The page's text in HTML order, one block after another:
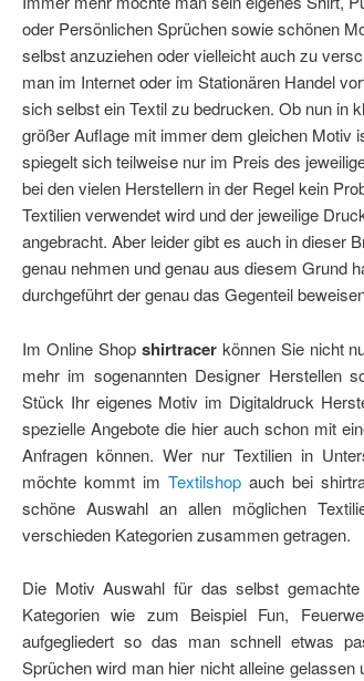
oder Persönlichen Sprüchen sowie schönen
selbst anzuziehen oder vielleicht auch zu
man im Internet oder im Stationären Handel
sich selbst ein Textil zu bedrucken. Ob nun in
größer Auflage mit immer dem gleichen Motiv
spiegelt sich teilweise nur im Preis des
bei den vielen Herstellern in der Regel kein
Textilien verwendet wird und der jeweilige
angebracht. Aber leider gibt es auch in dieser
genau nehmen und genau aus diesem Grund
durchgeführt der genau das Gegenteil
Im Online Shop shirtracer können Sie nicht
mehr im sogenannten Designer Herstellen
Stück Ihr eigenes Motiv im Digitaldruck
spezielle Angebote die hier auch schon mit
Anfragen können. Wer nur Textilien in
möchte kommt im Textilshopauch bei
schöne Auswahl an allen möglichen
verschieden Kategorien zusammen getragen.
Die Motiv Auswahl für das selbst
Kategorien wie zum Beispiel Fun,
aufgegliedert so das man schnell etwas
Sprüchen wird man hier nicht alleine